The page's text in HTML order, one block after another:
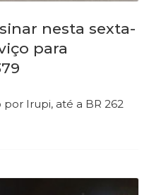
nesta sexta-
para
Irupi, até a BR 262